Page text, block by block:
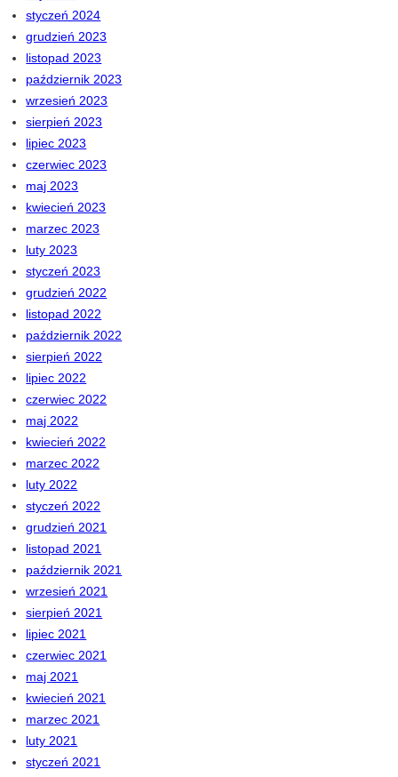
styczeń 2024
grudzień 2023
listopad 2023
październik 2023
wrzesień 2023
sierpień 2023
lipiec 2023
czerwiec 2023
maj 2023
kwiecień 2023
marzec 2023
luty 2023
styczeń 2023
grudzień 2022
listopad 2022
październik 2022
sierpień 2022
lipiec 2022
czerwiec 2022
maj 2022
kwiecień 2022
marzec 2022
luty 2022
styczeń 2022
grudzień 2021
listopad 2021
październik 2021
wrzesień 2021
sierpień 2021
lipiec 2021
czerwiec 2021
maj 2021
kwiecień 2021
marzec 2021
luty 2021
styczeń 2021